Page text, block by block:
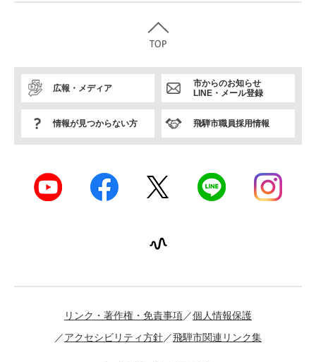
広報・メディア
市からのお知らせ
LINE・メール登録
情報が見つからない方 飛騨市職員採用情報
リンク・著作権・免責事項
個人情報保護
アクセシビリティ方針
飛騨市関連リンク集